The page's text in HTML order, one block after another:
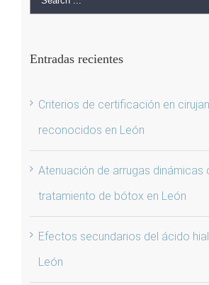
Entradas recientes
Criterios de certificación en
reconocidos en León
Atenuación de arrugas dinámicas
tratamiento de bótox en León
Efectos secundarios del ácido
León